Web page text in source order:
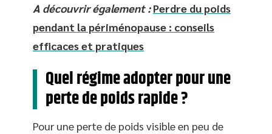
A découvrir également : Perdre du poids
pendant la périménopause : conseils
efficaces et pratiques
Quel régime adopter pour une
perte de poids rapide ?
Pour une perte de poids visible en peu de